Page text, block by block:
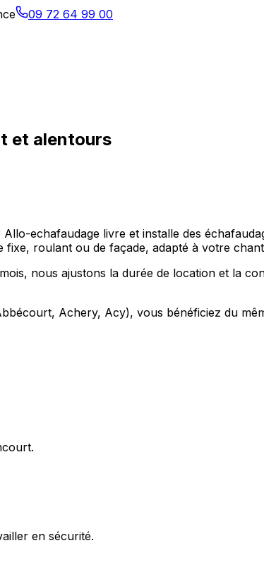
09 72 64 99 00
et alentours
echafaudage livre et installe des
roulant ou de façade, adapté à votre
nous ajustons la durée de location et la
Achery, Acy), vous bénéficiez du
en sécurité.